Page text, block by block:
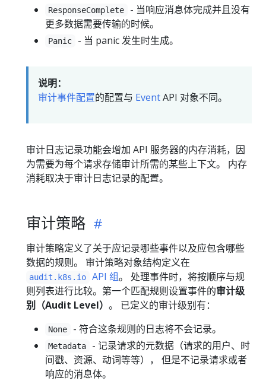
ResponseComplete
- 当响应消息体完成并且没有
更多数据需要传输的时候。
Panic - 当 panic 发生时生成。
说明：
审计事件配置的配置与 EventAPI 对象不同。
审计日志记录功能会增加 API 服务器的内存消耗，因
为需要为每个请求存储审计所需的某些上下文。 内存
消耗取决于审计日志记录的配置。
审计策略
审计策略定义了关于应记录哪些事件以及应包含哪些
数据的规则。 审计策略对象结构定义在
audit.k8s.io API 组。 处理事件时，将按顺序与规
则列表进行比较。第一个匹配规则设置事件的审计级
别（Audit Level） 。 已定义的审计级别有：
None - 符合这条规则的日志将不会记录。
Metadata
- 记录请求的元数据（请求的用户、时
间戳、资源、动词等等）， 但是不记录请求或者
响应的消息体。